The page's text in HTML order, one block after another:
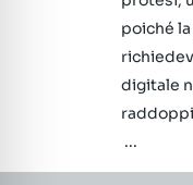
poiché
digitale
...